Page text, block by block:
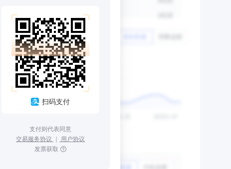
扫码支付
支付则代表同意
交易服务协议 ｜ 用户协议
发票获取